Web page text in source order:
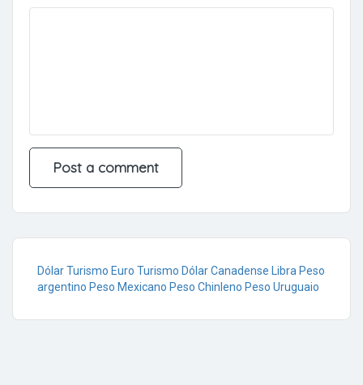
Dólar Turismo Euro Turismo Dólar Canadense Libra Peso
argentino Peso Mexicano Peso Chinleno Peso Uruguaio